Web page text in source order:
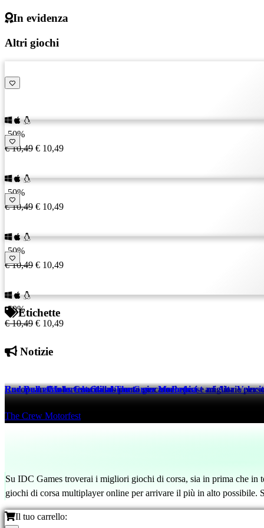
In evidenza
Altri giochi
-50%
€ 10,49 € 10,49
-50%
€ 10,49 € 10,49
-50%
€ 10,49 € 10,49
-50%
€ 10,49 € 10,49
Etichette
Notizie
European Clubs Guardians porta giocatori epici e migliorie
eFootball™ 521 days ago
Red Bull e Motorfest Collaborano per un Podcast ad Alta
The Crew Motorfest
Red Bull sfida la velocità al The Crew Motorfest
The Crew Motorfest
Su IDC Games troverai i migliori giochi di corsa, sia in prima che
giochi di corsa multiplayer online per arrivare il più in alto
Il tuo carrello: